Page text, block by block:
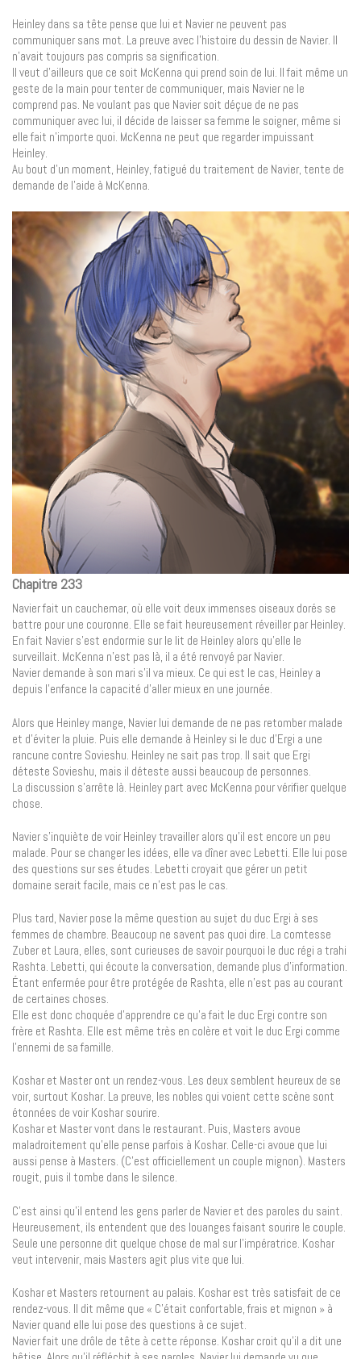
Heinley dans sa tête pense que lui et Navier ne peuvent pas
communiquer sans mot. La preuve avec l’histoire du dessin de Navier. Il
n’avait toujours pas compris sa signification.
Il veut d’ailleurs que ce soit McKenna qui prend soin de lui. Il fait même un
geste de la main pour tenter de communiquer, mais Navier ne le
comprend pas. Ne voulant pas que Navier soit déçue de ne pas
communiquer avec lui, il décide de laisser sa femme le soigner, même si
elle fait n’importe quoi. McKenna ne peut que regarder impuissant
Heinley.
Au bout d’un moment, Heinley, fatigué du traitement de Navier, tente de
demande de l’aide à McKenna.
Chapitre 233
Navier fait un cauchemar, où elle voit deux immenses oiseaux dorés se
battre pour une couronne. Elle se fait heureusement réveiller par Heinley.
En fait Navier s’est endormie sur le lit de Heinley alors qu’elle le
surveillait. McKenna n’est pas là, il a été renvoyé par Navier.
Navier demande à son mari s’il va mieux. Ce qui est le cas, Heinley a
depuis l’enfance la capacité d’aller mieux en une journée.
Alors que Heinley mange, Navier lui demande de ne pas retomber malade
et d’éviter la pluie. Puis elle demande à Heinley si le duc d’Ergi a une
rancune contre Sovieshu. Heinley ne sait pas trop. Il sait que Ergi
déteste Sovieshu, mais il déteste aussi beaucoup de personnes.
La discussion s’arrête là. Heinley part avec McKenna pour vérifier quelque
chose.
Navier s’inquiète de voir Heinley travailler alors qu’il est encore un peu
malade. Pour se changer les idées, elle va dîner avec Lebetti. Elle lui pose
des questions sur ses études. Lebetti croyait que gérer un petit
domaine serait facile, mais ce n’est pas le cas.
Plus tard, Navier pose la même question au sujet du duc Ergi à ses
femmes de chambre. Beaucoup ne savent pas quoi dire. La comtesse
Zuber et Laura, elles, sont curieuses de savoir pourquoi le duc régi a trahi
Rashta. Lebetti, qui écoute la conversation, demande plus d’information.
Étant enfermée pour être protégée de Rashta, elle n’est pas au courant
de certaines choses.
Elle est donc choquée d’apprendre ce qu’a fait le duc Ergi contre son
frère et Rashta. Elle est même très en colère et voit le duc Ergi comme
l’ennemi de sa famille.
Koshar et Master ont un rendez-vous. Les deux semblent heureux de se
voir, surtout Koshar. La preuve, les nobles qui voient cette scène sont
étonnées de voir Koshar sourire.
Koshar et Master vont dans le restaurant. Puis, Masters avoue
maladroitement qu’elle pense parfois à Koshar. Celle-ci avoue que lui
aussi pense à Masters. (C’est officiellement un couple mignon). Masters
rougit, puis il tombe dans le silence.
C’est ainsi qu’il entend les gens parler de Navier et des paroles du saint.
Heureusement, ils entendent que des louanges faisant sourire le couple.
Seule une personne dit quelque chose de mal sur l’impératrice. Koshar
veut intervenir, mais Masters agit plus vite que lui.
Koshar et Masters retournent au palais. Koshar est très satisfait de ce
rendez-vous. Il dit même que « C’était confortable, frais et mignon » à
Navier quand elle lui pose des questions à ce sujet.
Navier fait une drôle de tête à cette réponse. Koshar croit qu’il a dit une